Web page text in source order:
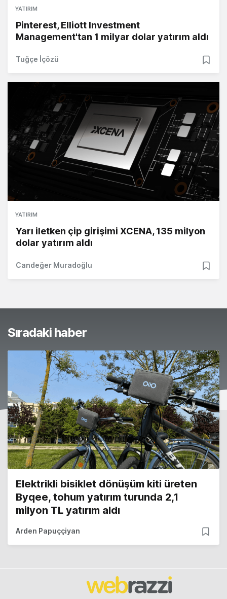
YATIRIM
Pinterest, Elliott Investment
Management'tan 1 milyar dolar yatırım aldı
Tuğçe İçözü
YATIRIM
Yarı iletken çip girişimi XCENA, 135 milyon
dolar yatırım aldı
Candeğer Muradoğlu
Sıradaki haber
Elektrikli bisiklet dönüşüm kiti üreten
Byqee, tohum yatırım turunda 2,1
milyon TL yatırım aldı
Arden Papuççiyan